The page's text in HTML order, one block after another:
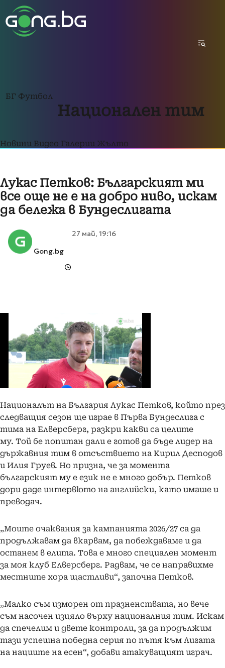
БГ Футбол
Национален тим
Новини Видео Галерии Жълто
Лукас Петков: Българският ми
все още не е на добро ниво, искам
да бележа в Бундеслигата
Gong.bg
27 май, 19:16
Националът на България Лукас Петков, който през
следващия сезон ще играе в Първа Бундеслига с
тима на Елверсберг, разкри какви са целите
му. Той бе попитан дали е готов да бъде лидер на
държавния тим в отсъствието на Кирил Десподов
и Илия Груев. Но призна, че за момента
българският му е език не е много добър. Петков
дори даде интервюто на английски, като имаше и
преводач.
„Моите очаквания за кампанията 2026/27 са да
продължавам да вкарвам, да побеждаваме и да
останем в елита. Това е много специален момент
за моя клуб Елверсберг. Радвам, че се направихме
местните хора щастливи“, започна Петков.
„Малко съм изморен от празненствата, но вече
съм насочен изцяло върху националния тим. Искам
да спечелим и двете контроли, за да продължим
тази успешна победна серия по пътя към Лигата
на нациите на есен“, добави атакуващият играч.